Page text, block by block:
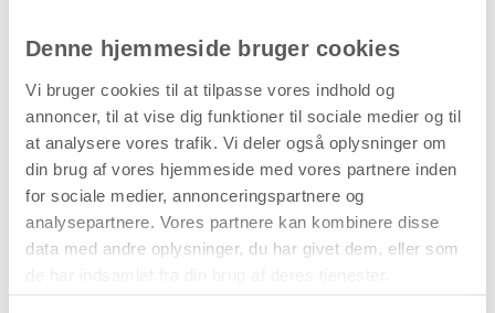
Denne hjemmeside bruger cookies
Vi bruger cookies til at tilpasse vores indhold og
annoncer, til at vise dig funktioner til sociale medier og til
at analysere vores trafik. Vi deler også oplysninger om
din brug af vores hjemmeside med vores partnere inden
for sociale medier, annonceringspartnere og
analysepartnere. Vores partnere kan kombinere disse
data med andre oplysninger, du har givet dem, eller som
Håndlavet tal i papmaché til dekoration og
kreative formål
Dette håndlavede tal i papmaché er udformet som tallet 4
og har en kompakt størrelse, der gør det velegnet til
dekoration og kreative projekter. Overfladen er ubehandlet
og kan anvendes som base for maling, beklædning eller
anden kreativ forarbejdning.
Tallet er let, men formstabilt, og kan anvendes alene eller
temadekorationer eller udsmykning.